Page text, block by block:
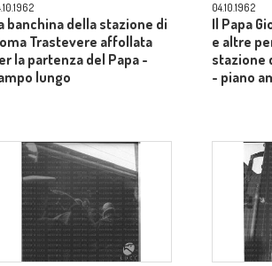
banchina della stazione di
Trastevere affollata
la partenza del Papa -
lungo
04.10.1962
Il Papa
e altre
stazione
- piano